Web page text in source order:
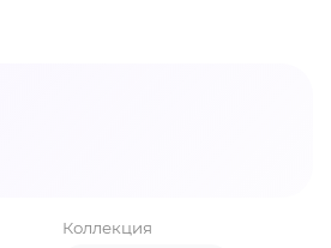
Коллекция